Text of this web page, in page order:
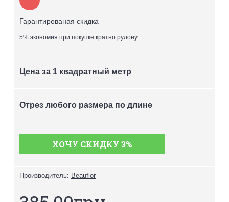
Гарантированая скидка
5% экономия при покупке кратно рулону
Цена за 1 квадратный метр
Отрез любого размера по длине
ХОЧУ СКИДКУ 3%
Производитель: Beauflor